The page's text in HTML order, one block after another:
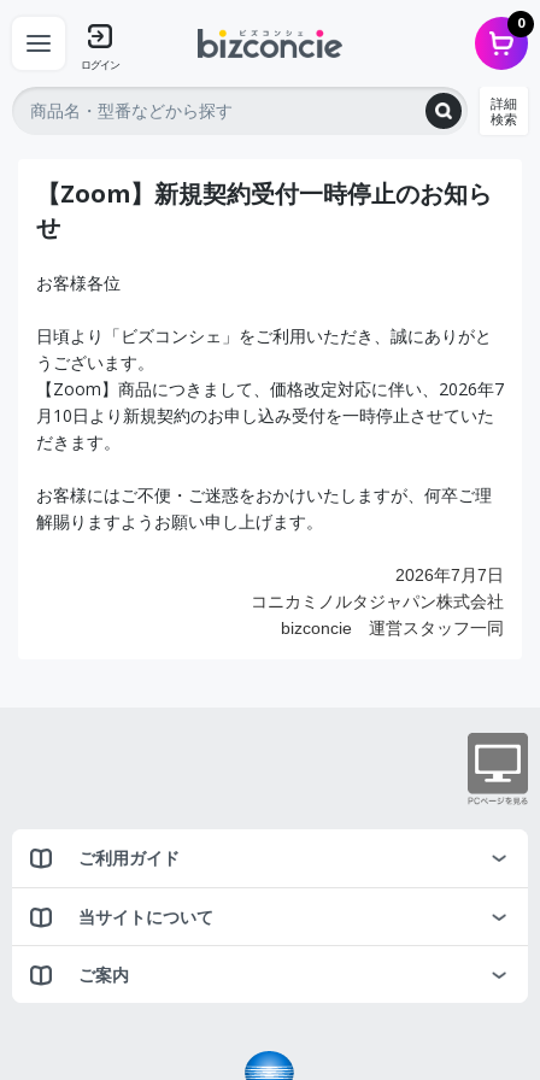
ログイン
0
詳細
検索
【Zoom】新規契約受付一時停止のお知ら
せ
お客様各位
日頃より「ビズコンシェ」をご利用いただき、誠にありがと
うございます。
【Zoom】商品につきまして、価格改定対応に伴い、2026年7
月10日より新規契約のお申し込み受付を一時停止させていた
だきます。
お客様にはご不便・ご迷惑をおかけいたしますが、何卒ご理
解賜りますようお願い申し上げます。
2026年7月7日
コニカミノルタジャパン株式会社
bizconcie 運営スタッフ一同
ご利用ガイド
当サイトについて
ご案内